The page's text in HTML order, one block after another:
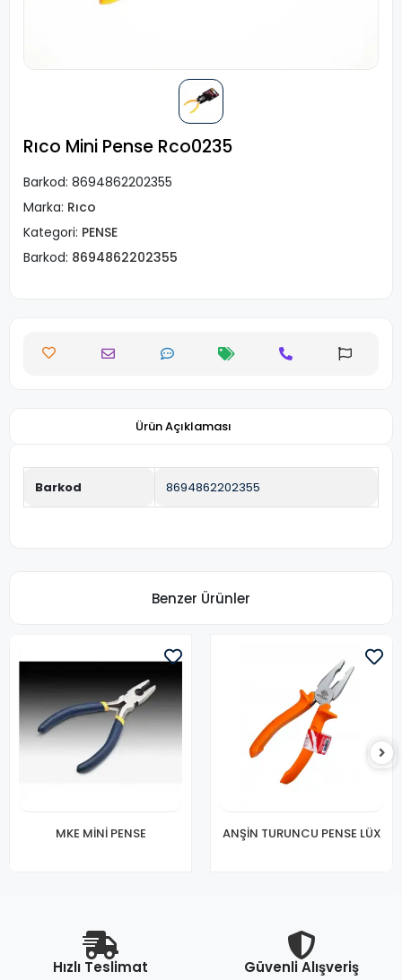
Rıco Mini Pense Rco0235
Barkod: 8694862202355
Marka: Rıco
Kategori: PENSE
Barkod: 8694862202355
Ürün Açıklaması
Barkod 8694862202355
Benzer Ürünler
MKE MİNİ PENSE ANŞİN TURUNCU PENSE LÜX
Hızlı Teslimat Güvenli Alışveriş